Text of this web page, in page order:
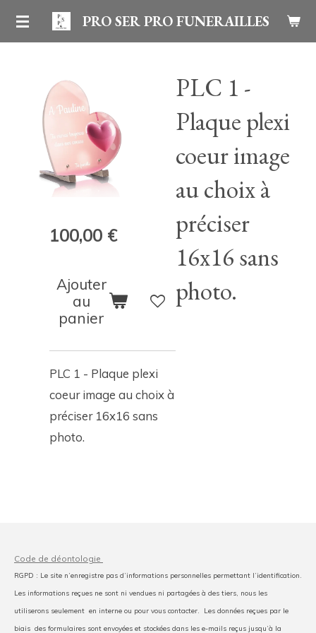
Passer
PRO SER PRO FUNERAILLES
PLC 1 -
Plaque plexi
coeur image
au choix à
préciser
16x16 sans
photo.
100,00 €
Ajouter
au
panier
PLC 1 - Plaque plexi
coeur image au choix à
préciser 16x16 sans
photo.
Code de déontologie
RGPD : Le site n’enregistre pas d’informations personnelles permettant l’identification.
Les informations reçues ne sont ni vendues ni partagées à des tiers, nous les
utiliserons seulement en interne ou pour vous contacter. Les données reçues par le
biais des formulaires sont envoyées et stockées dans les e-mails reçus jusqu’à la